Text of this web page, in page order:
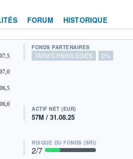
FORUM HISTORIQUE
FONDS PARTENAIRES
TARIFS PRIVILÉGIÉS 0%
ACTIF NET (EUR)
57M / 31.08.25
RISQUE DU FONDS (SRI)
2/7